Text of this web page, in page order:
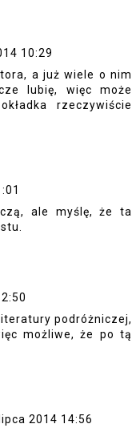
10:29
a już wiele o nim
lubię, więc może
rzeczywiście
ale myślę, że ta
podróżniczej,
możliwe, że po tą
2014 14:56